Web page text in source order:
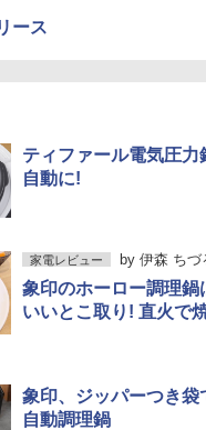
ース
ティファール電気圧力
自動に!
家電レビュー by 伊森 ちづ
象印のホーロー調理鍋
いいとこ取り! 直火で
象印、ジッパーつき袋
自動調理鍋